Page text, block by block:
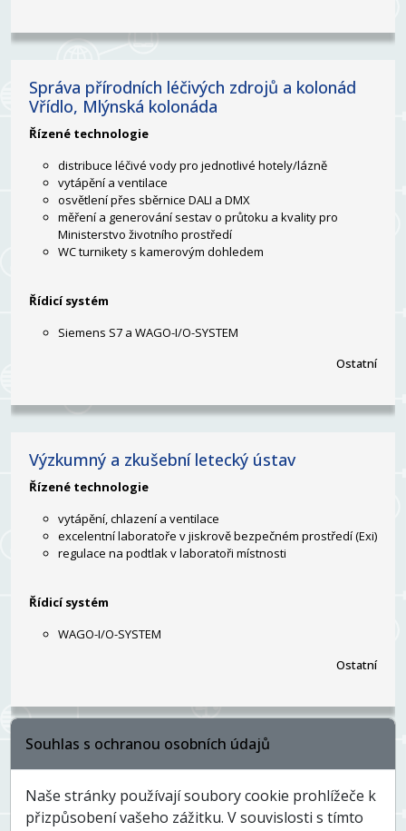
Souhlas s ochranou osobních údajů
Naše stránky používají soubory cookie prohlížeče k
přizpůsobení vašeho zážitku. V souvislosti s tímto
Správa přírodních léčivých zdrojů a kolonád
Vřídlo, Mlýnská kolonáda
Řízené technologie
distribuce léčivé vody pro jednotlivé hotely/lázně
vytápění a ventilace
osvětlení přes sběrnice DALI a DMX
měření a generování sestav o průtoku a kvality pro
Ministerstvo životního prostředí
WC turnikety s kamerovým dohledem
Řídicí systém
Siemens S7 a WAGO-I/O-SYSTEM
Ostatní
Výzkumný a zkušební letecký ústav
Řízené technologie
vytápění, chlazení a ventilace
excelentní laboratoře v jiskrově bezpečném prostředí (Exi)
regulace na podtlak v laboratoři místnosti
Řídicí systém
WAGO-I/O-SYSTEM
Ostatní
Řízené technologie
osvětlení přes DALI sběrnici